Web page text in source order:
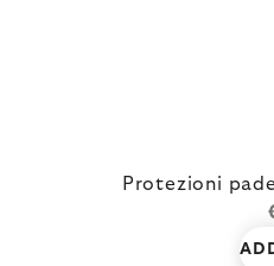
Protezioni